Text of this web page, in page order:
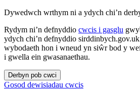
Dywedwch wrthym ni a ydych chi’n
Rydym ni’n defnyddio cwcis i gasglu
ydych chi’n defnyddio
wybodaeth hon i wneud yn siŵr bod y
i gwella ein gwasanaethau.
Derbyn pob cwci
Gosod dewisiadau cwcis